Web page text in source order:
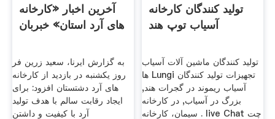
آخرین اخبار «کارخانه
های آرد استان» خبربان
به گزارش ایرنا، سعید زرین فر
روز یکشنبه در بازدید از کارخانه
های آرد دشتستان افزود: برای
ایجاد رقابت سالم با هدف تولید
آرد با کیفیت و داشتن
تولید کنندگان کارخانه
آسیاب توپ هند
تولید کنندگان ماشین آلات آسیاب
ها Lungi تجهیزات تولید کنندگان
آسیاب ریموند در گجرات هند,
بزرگ در آسیاب, در کارخانه
سیمان، کارخانه . live Chat چت